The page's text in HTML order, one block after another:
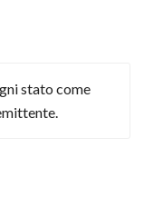
stato come